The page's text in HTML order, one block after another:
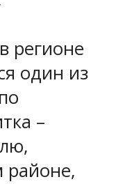
регионе
один из
–
районе,